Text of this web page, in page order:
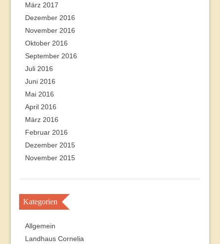
März 2017
Dezember 2016
November 2016
Oktober 2016
September 2016
Juli 2016
Juni 2016
Mai 2016
April 2016
März 2016
Februar 2016
Dezember 2015
November 2015
Kategorien
Allgemein
Landhaus Cornelia